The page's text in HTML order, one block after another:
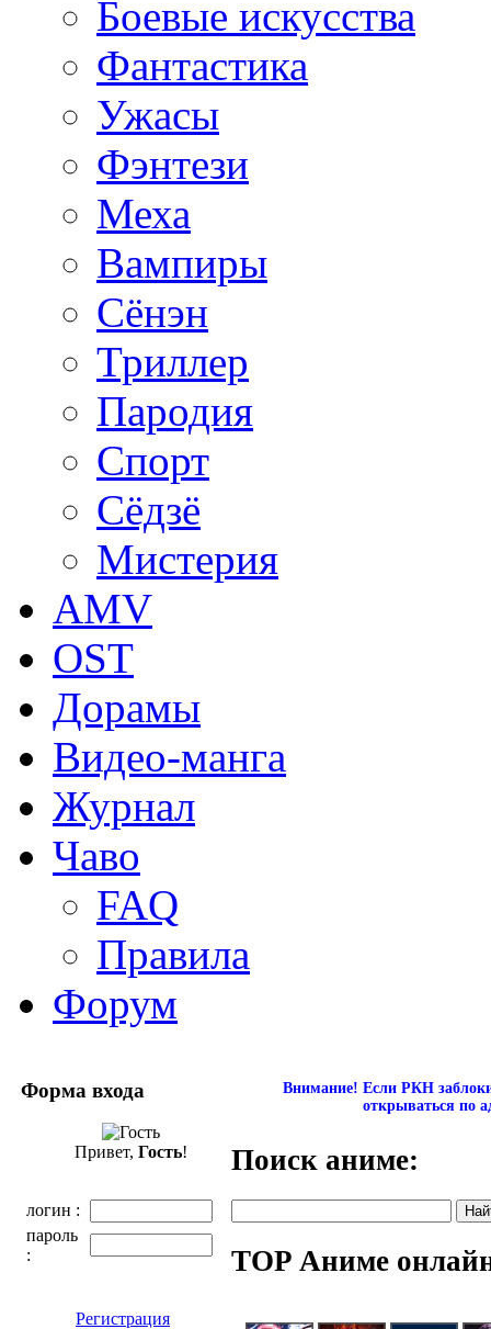
Боевые искусства
Фантастика
Ужасы
Фэнтези
Меха
Вампиры
Сёнэн
Триллер
Пародия
Спорт
Сёдзё
Мистерия
AMV
OST
Дорамы
Видео-манга
Журнал
Чаво
FAQ
Правила
Форум
Форма входа
Привет, Гость!
логин :
пароль
:
Регистрация
Внимание! Если РКН
открываться по
Поиск аниме:
TOP Аниме